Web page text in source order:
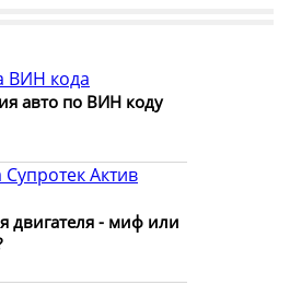
авто по ВИН коду
двигателя - миф или